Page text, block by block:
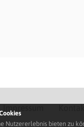
Nutzererlebnis bieten zu